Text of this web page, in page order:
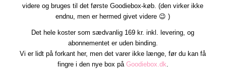
videre og bruges til det første Goodiebox-køb. (den virker ikke
endnu, men er hermed givet videre 😉 )
Det hele koster som sædvanlig 169 kr. inkl. levering, og
abonnementet er uden binding.
Vi er lidt på forkant her, men det varer ikke længe, før du kan få
fingre i den nye box på Goodiebox.dk.